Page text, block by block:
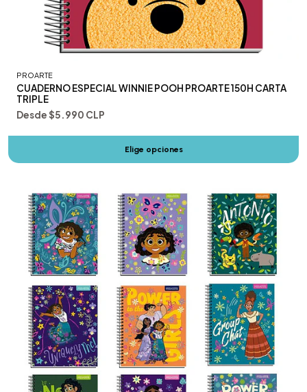
PROARTE
CUADERNO ESPECIAL WINNIE POOH PROARTE 150H CARTA
TRIPLE
Desde$5.990 CLP
Elige opciones